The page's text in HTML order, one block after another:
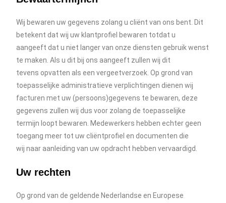
Wij bewaren uw gegevens zolang u cliënt van ons bent. Dit
betekent dat wij uw klantprofiel bewaren totdat u
aangeeft dat u niet langer van onze diensten gebruik wenst
te maken. Als u dit bij ons aangeeft zullen wij dit
tevens opvatten als een vergeetverzoek. Op grond van
toepasselijke administratieve verplichtingen dienen wij
facturen met uw (persoons)gegevens te bewaren, deze
gegevens zullen wij dus voor zolang de toepasselijke
termijn loopt bewaren. Medewerkers hebben echter geen
toegang meer tot uw cliëntprofiel en documenten die
wij naar aanleiding van uw opdracht hebben vervaardigd.
Uw rechten
Op grond van de geldende Nederlandse en Europese